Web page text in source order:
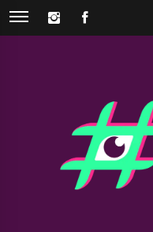
Skip
INSTAGRAM